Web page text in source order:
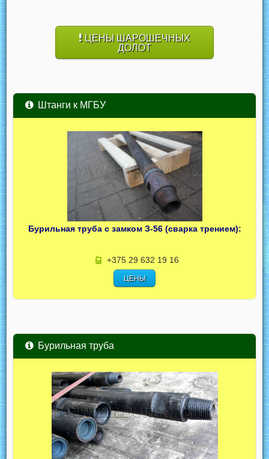
ЦЕНЫ ШАРОШЕЧНЫХ
ДОЛОТ
Штанги к МГБУ
Бурильная труба с замком З-56 (сварка трением):
+375 29 632 19 16
ЦЕНЫ
Бурильная труба